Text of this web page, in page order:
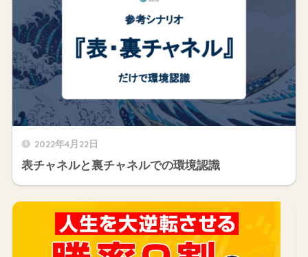
2022年4月22日
表チャネルと裏チャネルでの環境認識